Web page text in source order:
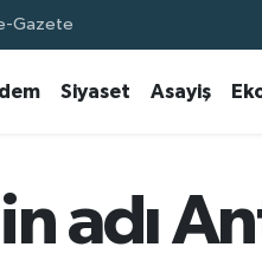
Gazete
Siyaset Asayiş
adı